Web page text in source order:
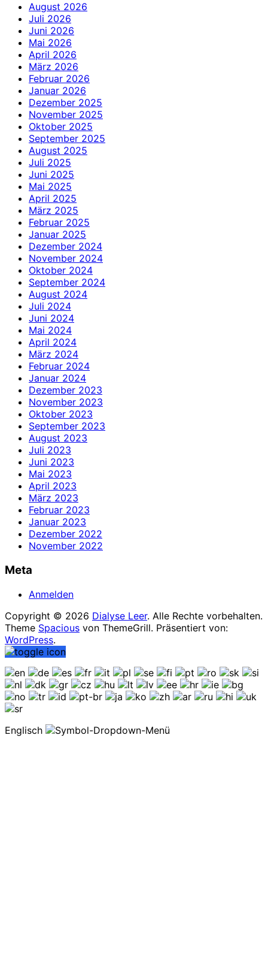
August 2026
Juli 2026
Juni 2026
Mai 2026
April 2026
März 2026
Februar 2026
Januar 2026
Dezember 2025
November 2025
Oktober 2025
September 2025
August 2025
Juli 2025
Juni 2025
Mai 2025
April 2025
März 2025
Februar 2025
Januar 2025
Dezember 2024
November 2024
Oktober 2024
September 2024
August 2024
Juli 2024
Juni 2024
Mai 2024
April 2024
März 2024
Februar 2024
Januar 2024
Dezember 2023
November 2023
Oktober 2023
September 2023
August 2023
Juli 2023
Juni 2023
Mai 2023
April 2023
März 2023
Februar 2023
Januar 2023
Dezember 2022
November 2022
Meta
Anmelden
Copyright © 2026 Dialyse Leer. Alle Rechte vorbehalten.
Theme Spacious von ThemeGrill. Präsentiert von:
WordPress.
Englisch